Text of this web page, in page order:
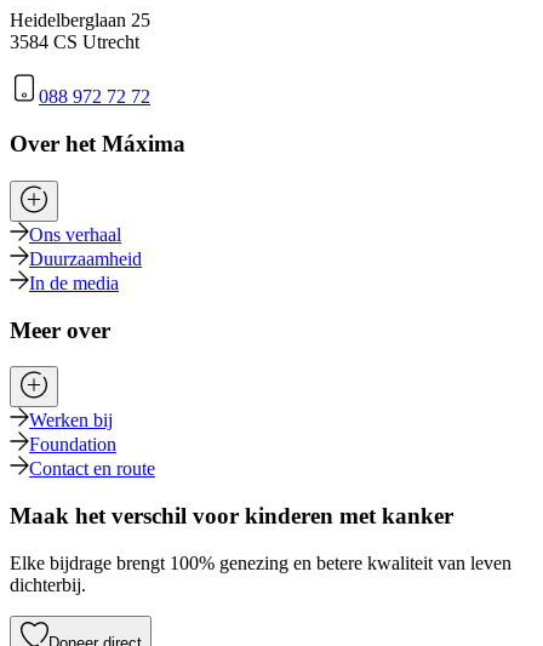
Heidelberglaan 25
3584 CS Utrecht
088 972 72 72
Over het Máxima
Ons verhaal
Duurzaamheid
In de media
Meer over
Werken bij
Foundation
Contact en route
Maak het verschil voor kinderen met kanker
Elke bijdrage brengt 100% genezing en betere kwaliteit van leven
dichterbij.